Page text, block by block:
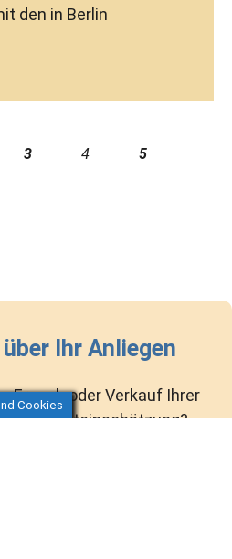
den in Berlin
3 4 5
Ihr Anliegen
Erwerb oder Verkauf Ihrer
eine Werteinschätzung?
Cookies